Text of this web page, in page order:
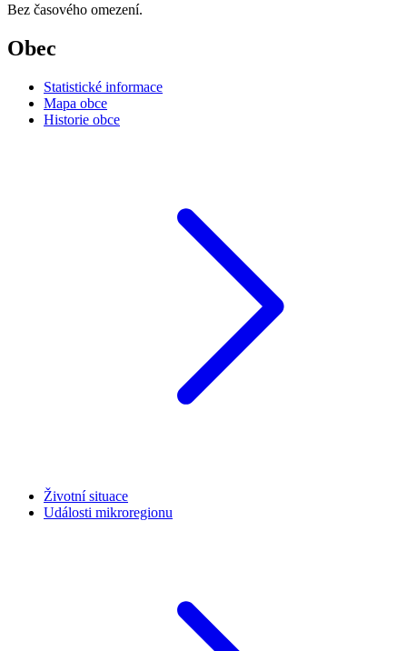
Bez časového omezení.
Obec
Statistické informace
Mapa obce
Historie obce
Životní situace
Události mikroregionu